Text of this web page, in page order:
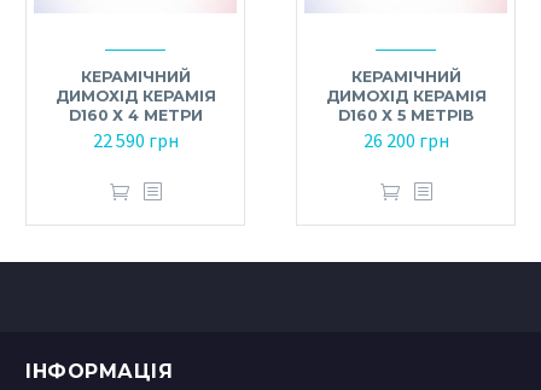
КЕРАМІЧНИЙ
ДИМОХІД КЕРАМІЯ
D160 Х 4 МЕТРИ
22 590 грн
КЕРАМІЧНИЙ
ДИМОХІД КЕРАМІЯ
D160 Х 5 МЕТРІВ
26 200 грн
ІНФОРМАЦІЯ